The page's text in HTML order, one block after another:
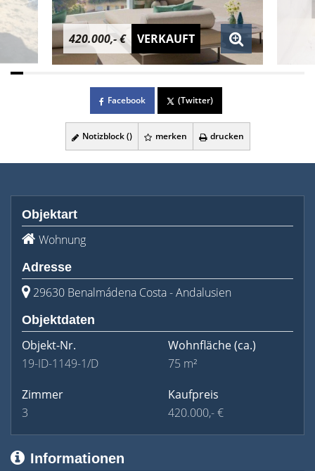
420.000,- € VERKAUFT
Facebook (Twitter)
Notizblock () merken drucken
Objektart
Wohnung
Adresse
29630 Benalmádena Costa - Andalusien
Objektdaten
Objekt-Nr.
19-ID-1149-1/D
Wohnfläche(ca.)
75 m²
Zimmer
3
Kaufpreis
420.000,- €
Informationen